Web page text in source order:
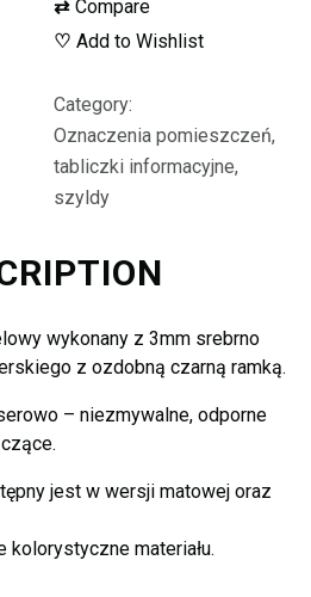
40x30mm
⇄ Compare
♡ Add to Wishlist
Category:
Oznaczenia pomieszczeń,
tabliczki informacyjne,
szyldy
wykonany z 3mm srebrno
z ozdobną czarną ramką.
– niezmywalne, odporne
jest w wersji matowej oraz
materiału.